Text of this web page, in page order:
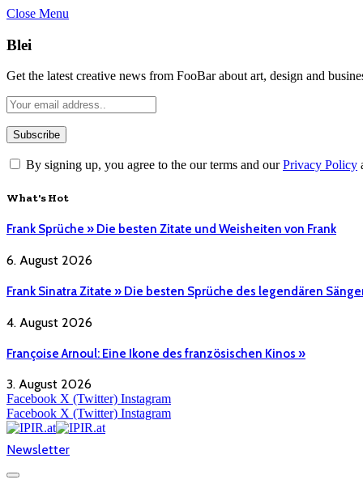
Close Menu
Blei
Get the latest creative news from FooBar about art, design and
By signing up, you agree to the our terms and ourPrivacy Policy
What's Hot
Frank Sprüche » Die besten Zitate und Weisheiten von Frank
6. August 2026
Frank Sinatra Zitate » Die besten Sprüche des legendären
4. August 2026
Françoise Arnoul: Eine Ikone des französischen Kinos »
3. August 2026
Facebook X (Twitter) Instagram
Facebook X (Twitter) Instagram
Newsletter